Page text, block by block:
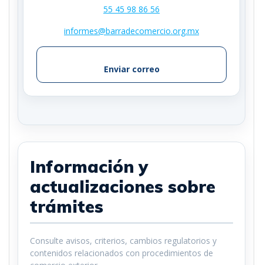
55 45 98 86 56
informes@barradecomercio.org.mx
Enviar correo
Información y
actualizaciones sobre
trámites
Consulte avisos, criterios, cambios regulatorios y
contenidos relacionados con procedimientos de